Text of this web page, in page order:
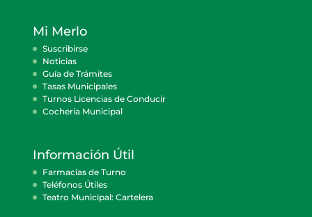
Mi Merlo
Suscribirse
Noticias
Guía de Trámites
Tasas Municipales
Turnos Licencias de Conducir
Cocheria Municipal
Información Útil
Farmacias de Turno
Teléfonos Útiles
Teatro Municipal: Cartelera